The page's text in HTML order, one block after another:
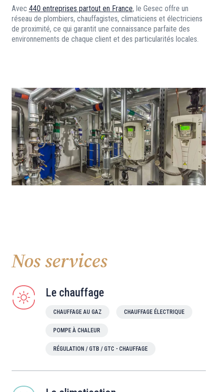
Avec 440 entreprises partout en France, le Gesec offre un
réseau de plombiers, chauffagistes, climaticiens et électriciens
de proximité, ce qui garantit une connaissance parfaite des
environnements de chaque client et des particularités locales.
Nos services
Le chauffage
CHAUFFAGE AU GAZ CHAUFFAGE ÉLECTRIQUE
POMPE À CHALEUR
RÉGULATION / GTB / GTC - CHAUFFAGE